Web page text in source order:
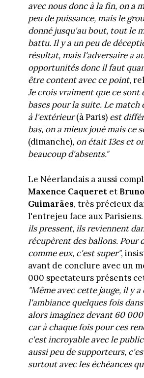
avec nous donc à la fin, on a
peu de puissance, mais le
donné jusqu'au bout, tout le
battu. Il y a un peu de
résultat, mais l'adversaire a
opportunités donc il faut
être content avec ce point,
Je crois vraiment que ce sont
bases pour la suite. Le match
à l'extérieur(à Paris) est
bas, on a mieux joué mais ce
(dimanche), on était 13es et
beaucoup d'absents."
Le Néerlandais a aussi
Maxence Caqueretet Bruno
Guimarães, très précieux
l'entrejeu face aux Parisiens.
ils pressent, ils reviennent
récupèrent des ballons. Pour
comme eux, c'est super",
avant de conclure avec un
000 spectateurs présents
"Même avec cette jauge, il y a
l'ambiance quelques fois
alors imaginez devant 60
car à chaque fois pour ces
c'est incroyable avec le
aussi peu de supporteurs,
surtout avec les échéances